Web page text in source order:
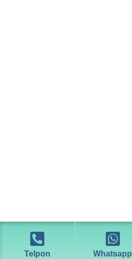
Telpon Whatsapp